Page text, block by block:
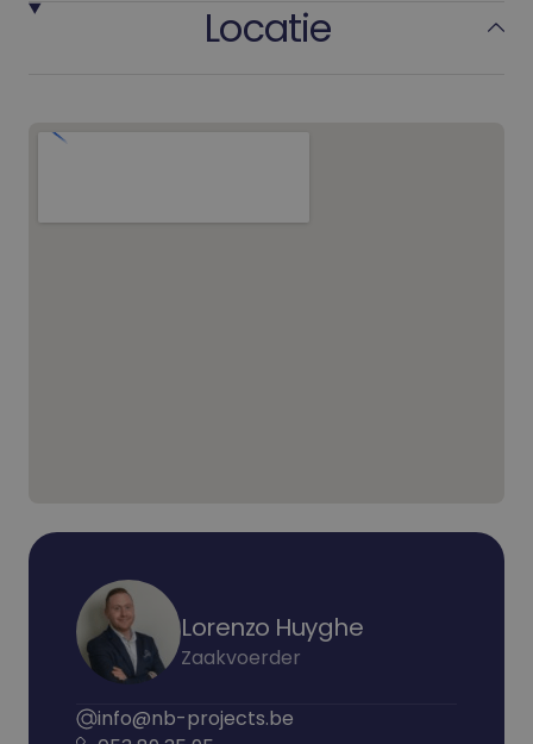
Locatie
Lorenzo Huyghe
Zaakvoerder
info@nb-projects.be